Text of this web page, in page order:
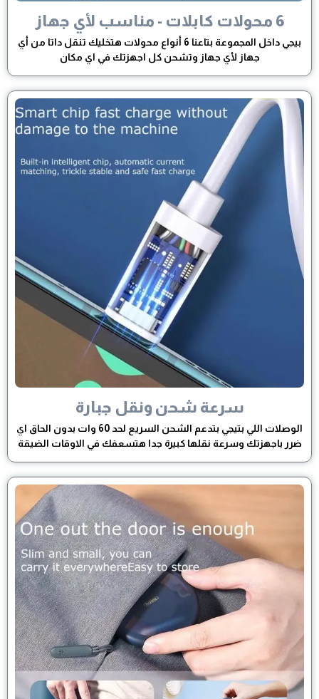
6 محولات كابلات - مناسب لأي جهاز
بيجي داخل المجموعة بتاعنا 6 أنواع محولات هتخليك تنقل داتا من أي
جهاز لأي جهاز وتشحن كل اجهزتك في اي مكان
سرعة شحن ونقل جبارة
الوصلات اللي بتيجي بتدعم الشحن السريع لحد 60 وات بدون الحاق اي
ضرر باجهزتك وسرعة نقلها كبيرة جدا هتسعفك في الاوقات الضيقة